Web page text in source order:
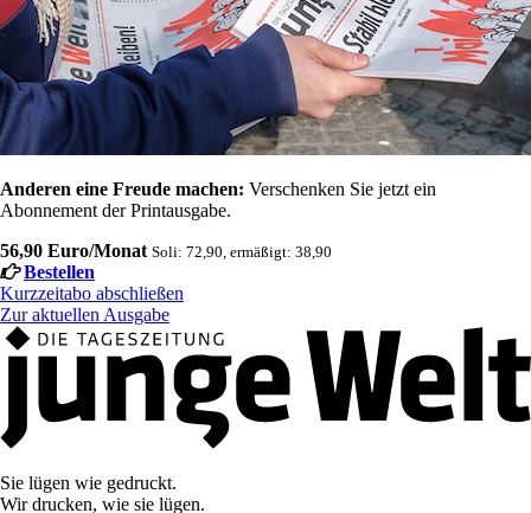
Anderen eine Freude machen: Verschenken Sie jetzt ein
Abonnement der Printausgabe.
56,90 Euro/Monat Soli: 72,90, ermäßigt: 38,90
Bestellen
Kurzzeitabo abschließen
Zur aktuellen Ausgabe
Sie lügen wie gedruckt.
Wir drucken, wie sie lügen.